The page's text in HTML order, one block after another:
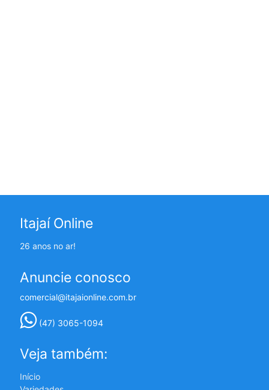
Itajaí Online
26 anos no ar!
Anuncie conosco
comercial@itajaionline.com.br
(47) 3065-1094
Veja também:
Início